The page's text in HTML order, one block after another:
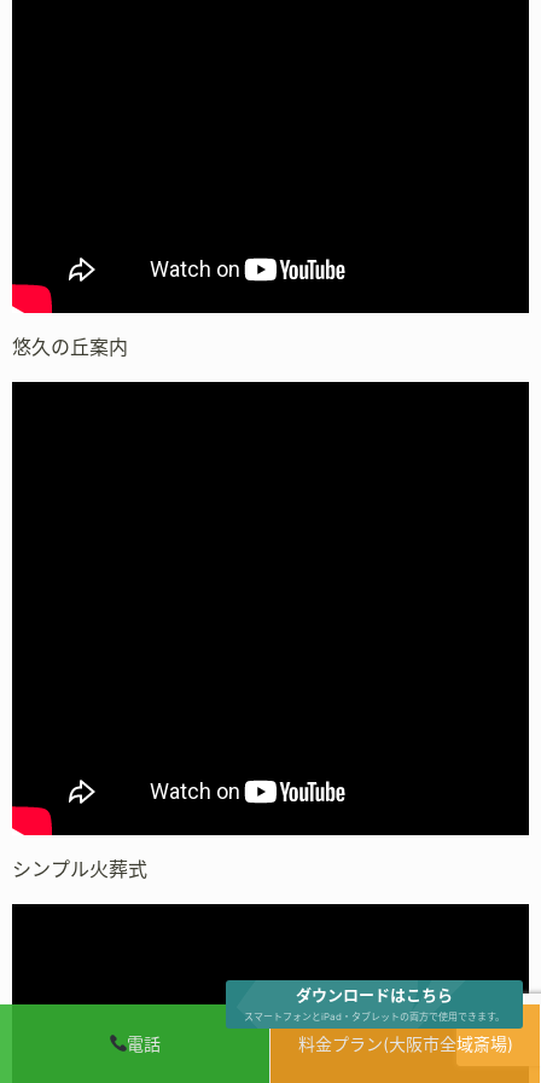
電話 料金プラン(大阪市全域斎場)
悠久の丘案内
シンプル火葬式
ダウンロードはこちら
スマートフォンとiPad・タブレットの両方で使用できます。